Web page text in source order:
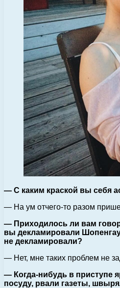
— С каким краской вы себя
— На ум отчего-то разом
— Приходилось ли вам
вы декламировали
не декламировали?
— Нет, мне таких проблем не
— Когда-нибудь в приступе
посуду, рвали газеты,